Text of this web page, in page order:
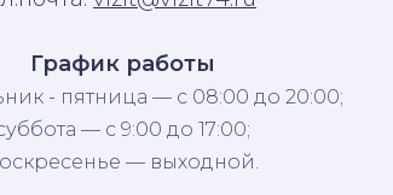
График работы
- пятница — с 08:00 до 20:00;
— с 9:00 до 17:00;
— выходной.